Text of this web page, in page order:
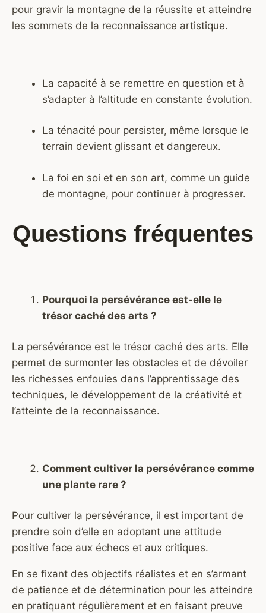
pour gravir la montagne de la réussite et atteindre
les sommets de la reconnaissance artistique.
La capacité à se remettre en question et à
s’adapter à l’altitude en constante évolution.
La ténacité pour persister, même lorsque le
terrain devient glissant et dangereux.
La foi en soi et en son art, comme un guide
de montagne, pour continuer à progresser.
Questions fréquentes
Pourquoi la persévérance est-elle le
trésor caché des arts ?
La persévérance est le trésor caché des arts. Elle
permet de surmonter les obstacles et de dévoiler
les richesses enfouies dans l’apprentissage des
techniques, le développement de la créativité et
l’atteinte de la reconnaissance.
Comment cultiver la persévérance comme
une plante rare ?
Pour cultiver la persévérance, il est important de
prendre soin d’elle en adoptant une attitude
positive face aux échecs et aux critiques.
En se fixant des objectifs réalistes et en s’armant
de patience et de détermination pour les atteindre
en pratiquant régulièrement et en faisant preuve